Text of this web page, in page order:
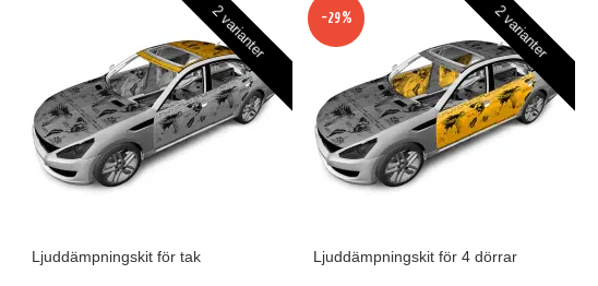
2 varianter
Ljuddämpningskit för tak
2 varianter
-29%
Ljuddämpningskit för 4 dörrar